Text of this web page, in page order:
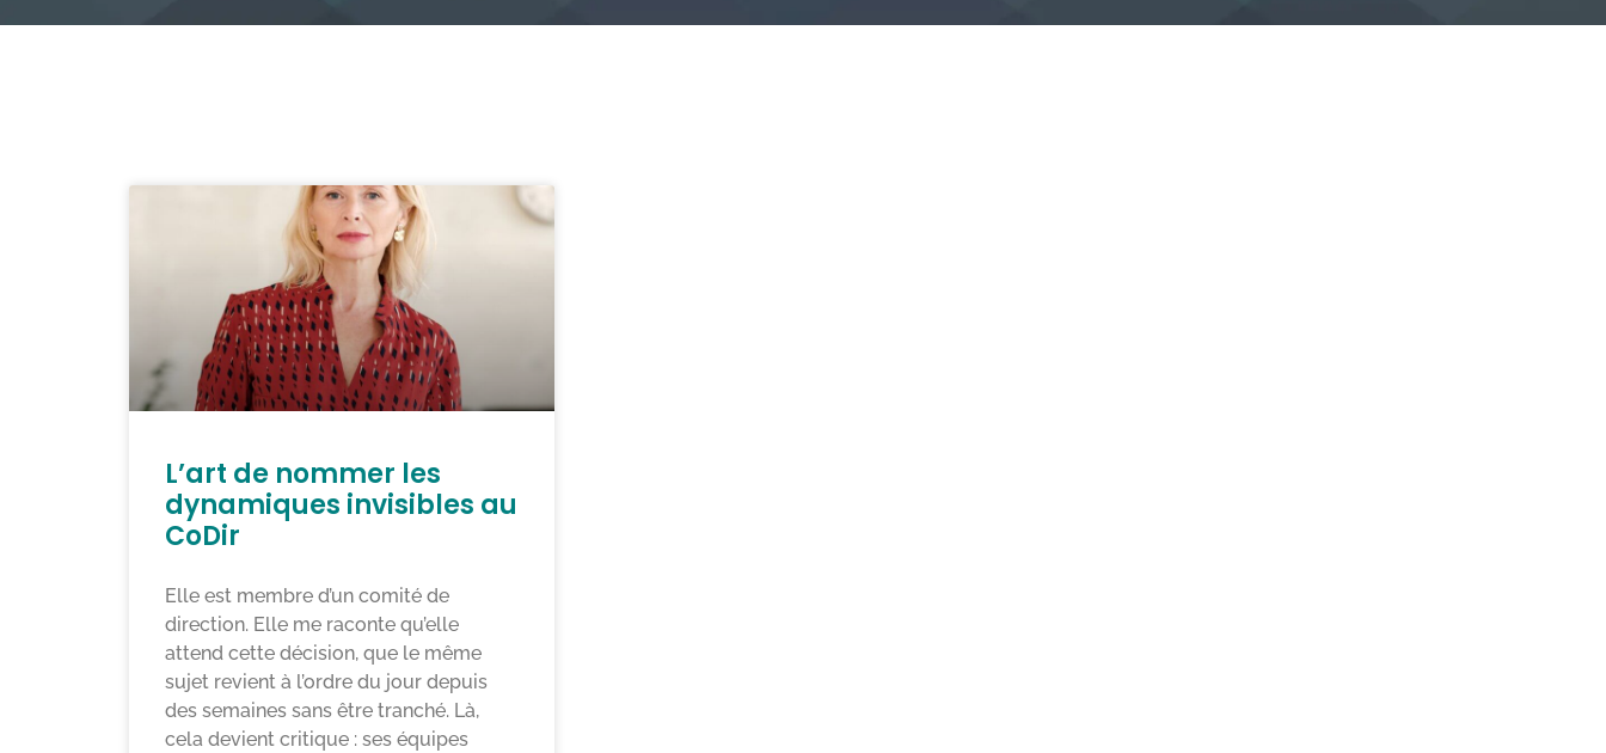
L’art de nommer les
dynamiques invisibles au
CoDir
Elle est membre d’un comité de
direction. Elle me raconte qu’elle
attend cette décision, que le même
sujet revient à l’ordre du jour depuis
des semaines sans être tranché. Là,
cela devient critique : ses équipes